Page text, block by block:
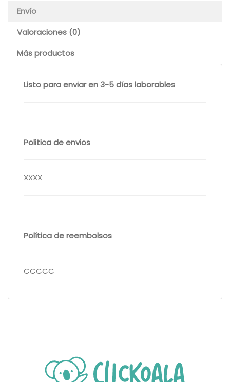
Envío
Valoraciones (0)
Más productos
Listo para enviar en 3-5 días laborables
Politica de envios
XXXX
Política de reembolsos
CCCCC